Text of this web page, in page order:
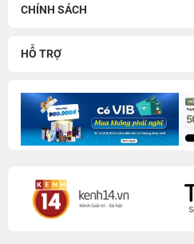
CHÍNH SÁCH
HỖ TRỢ